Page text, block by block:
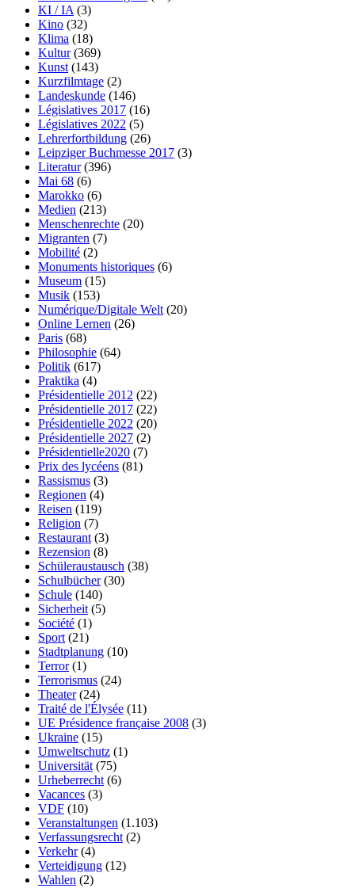
KI / IA (3)
Kino (32)
Klima (18)
Kultur(369)
Kunst (143)
Kurzfilmtage (2)
Landeskunde (146)
Législatives 2017 (16)
Législatives 2022 (5)
Lehrerfortbildung (26)
Leipziger Buchmesse 2017 (3)
Literatur(396)
Mai 68 (6)
Marokko (6)
Medien (213)
Menschenrechte (20)
Migranten (7)
Mobilité (2)
Monuments historiques (6)
Museum (15)
Musik (153)
Numérique/Digitale Welt (20)
Online Lernen (26)
Paris (68)
Philosophie (64)
Politik (617)
Praktika (4)
Présidentielle 2012 (22)
Présidentielle 2017 (22)
Présidentielle 2022 (20)
Présidentielle 2027 (2)
Présidentielle2020 (7)
Prix des lycéens (81)
Rassismus (3)
Regionen (4)
Reisen (119)
Religion (7)
Restaurant (3)
Rezension (8)
Schüleraustausch (38)
Schulbücher(30)
Schule (140)
Sicherheit (5)
Société (1)
Sport (21)
Stadtplanung (10)
Terror(1)
Terrorismus (24)
Theater(24)
Traité de l'Élysée (11)
UE Présidence française 2008 (3)
Ukraine (15)
Umweltschutz (1)
Universität (75)
Urheberrecht (6)
Vacances (3)
VDF (10)
Veranstaltungen (1.103)
Verfassungsrecht (2)
Verkehr(4)
Verteidigung (12)
Wahlen (2)